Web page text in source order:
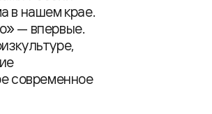
в нашем крае.
— впервые.
современное